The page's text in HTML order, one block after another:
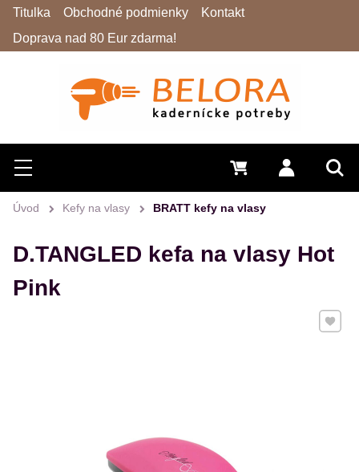
Hľadať
Menu Prihlásiť
0 €
Titulka Obchodné podmienky
Kontakt
Doprava nad 80 Eur zdarma!
Úvod Kefy na vlasy BRATT kefy na vlasy
D.TANGLED kefa na vlasy Hot
Pink
Pridať